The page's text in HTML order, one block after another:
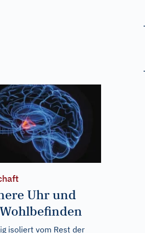
Uhr und
isoliert vom Rest der